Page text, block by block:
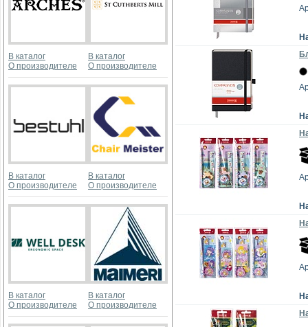
В каталог
О производителе
В каталог
О производителе
В каталог
О производителе
В каталог
О производителе
В каталог
О производителе
В каталог
О производителе